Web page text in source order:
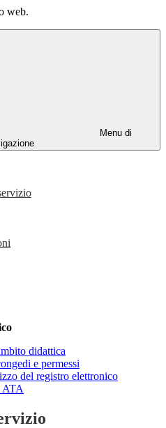
web.
Menu di
didattica
e permessi
del registro elettronico
ATA